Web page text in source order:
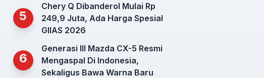
5
Chery Q Dibanderol Mulai Rp
249,9 Juta, Ada Harga Spesial
GIIAS 2026
6
Generasi III Mazda CX-5 Resmi
Mengaspal Di Indonesia,
Sekaligus Bawa Warna Baru